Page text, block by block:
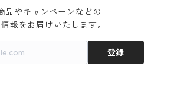
品やキャンペーンなどの
報をお届けいたします。
登録